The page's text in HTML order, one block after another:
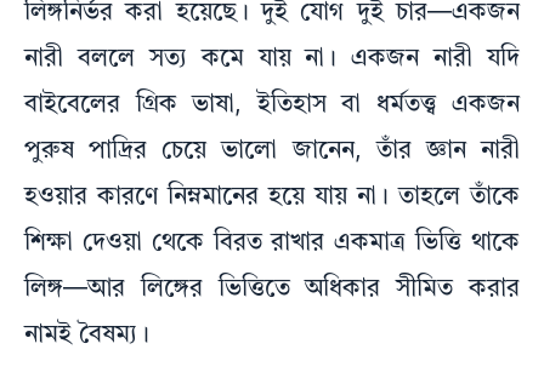
লিঙ্গনির্ভর করা হয়েছে। দুই যোগ দুই চার—একজন
নারী বললে সত্য কমে যায় না। একজন নারী যদি
বাইবেলের গ্রিক ভাষা, ইতিহাস বা ধর্মতত্ত্ব একজন
পুরুষ পাদ্রির চেয়ে ভালো জানেন, তাঁর জ্ঞান নারী
হওয়ার কারণে নিম্নমানের হয়ে যায় না। তাহলে তাঁকে
শিক্ষা দেওয়া থেকে বিরত রাখার একমাত্র ভিত্তি থাকে
লিঙ্গ—আর লিঙ্গের ভিত্তিতে অধিকার সীমিত করার
নামই বৈষম্য।